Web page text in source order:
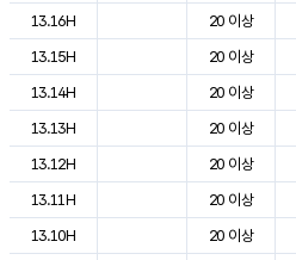
13.16H
20 이상
13.15H
20 이상
13.14H
20 이상
13.13H
20 이상
13.12H
20 이상
13.11H
20 이상
13.10H
20 이상